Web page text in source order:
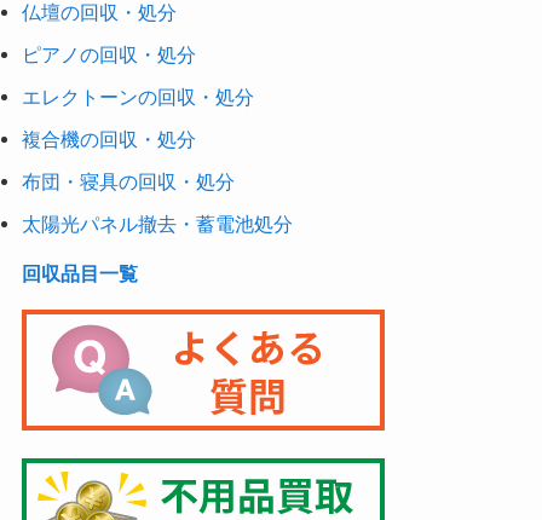
仏壇の回収・処分
ピアノの回収・処分
エレクトーンの回収・処分
複合機の回収・処分
布団・寝具の回収・処分
太陽光パネル撤去・蓄電池処分
回収品目一覧